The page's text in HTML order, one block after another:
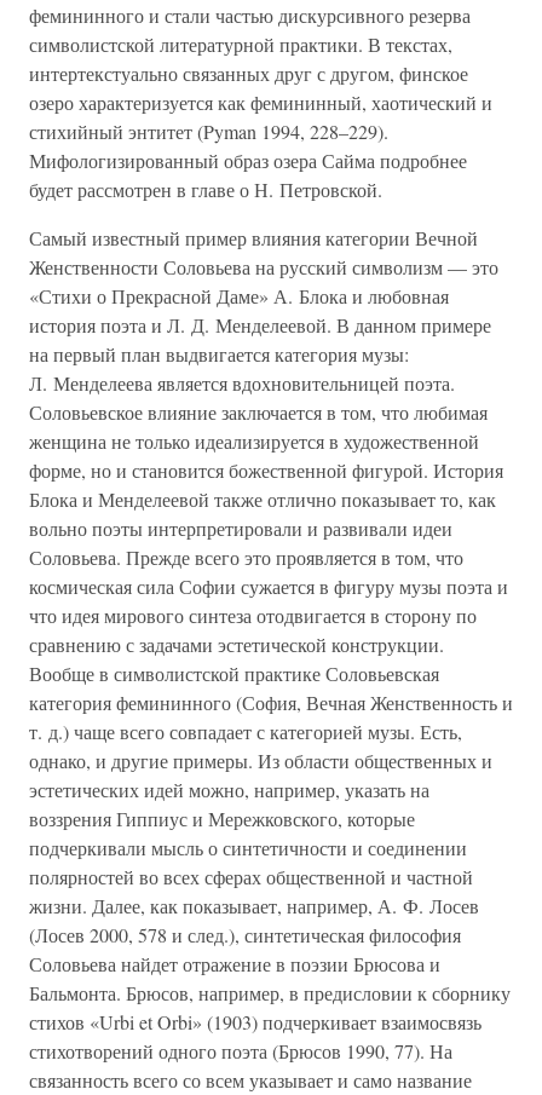
фемининного и стали частью дискурсивного резерва
символистской литературной практики. В текстах,
интертекстуально связанных друг с другом, финское
озеро характеризуется как фемининный, хаотический и
стихийный энтитет (Pyman 1994, 228–229).
Мифологизированный образ озера Сайма подробнее
будет рассмотрен в главе о Н. Петровской.
Самый известный пример влияния категории Вечной
Женственности Соловьева на русский символизм — это
«Стихи о Прекрасной Даме» А. Блока и любовная
история поэта и Л. Д. Менделеевой. В данном примере
на первый план выдвигается категория музы:
Л. Менделеева является вдохновительницей поэта.
Соловьевское влияние заключается в том, что любимая
женщина не только идеализируется в художественной
форме, но и становится божественной фигурой. История
Блока и Менделеевой также отлично показывает то, как
вольно поэты интерпретировали и развивали идеи
Соловьева. Прежде всего это проявляется в том, что
космическая сила Софии сужается в фигуру музы поэта и
что идея мирового синтеза отодвигается в сторону по
сравнению с задачами эстетической конструкции.
Вообще в символистской практике Соловьевская
категория фемининного (София, Вечная Женственность и
т. д.) чаще всего совпадает с категорией музы. Есть,
однако, и другие примеры. Из области общественных и
эстетических идей можно, например, указать на
воззрения Гиппиус и Мережковского, которые
подчеркивали мысль о синтетичности и соединении
полярностей во всех сферах общественной и частной
жизни. Далее, как показывает, например, А. Ф. Лосев
(Лосев 2000, 578 и след.), синтетическая философия
Соловьева найдет отражение в поэзии Брюсова и
Бальмонта. Брюсов, например, в предисловии к сборнику
стихов «Urbi et Orbi» (1903) подчеркивает взаимосвязь
стихотворений одного поэта (Брюсов 1990, 77). На
связанность всего со всем указывает и само название